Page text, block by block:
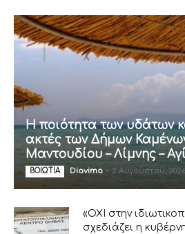
Η ποιότητα των υδάτων
ακτές των Δήμων
Μαντουδίου – Λίμνης –
ΒΟΙΩΤΙΑ Diavima - 2 Αυγούστου, 2026
«ΟΧΙ στην
σχεδιάζει η